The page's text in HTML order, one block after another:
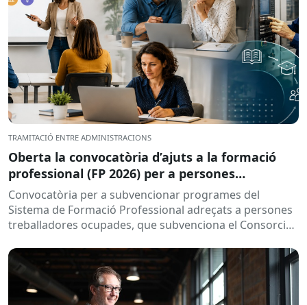
TRAMITACIÓ ENTRE ADMINISTRACIONS
Oberta la convocatòria d’ajuts a la formació
professional (FP 2026) per a persones
treballadores ocupades
Convocatòria per a subvencionar programes del
Sistema de Formació Professional adreçats a persones
treballadores ocupades, que subvenciona el Consorci